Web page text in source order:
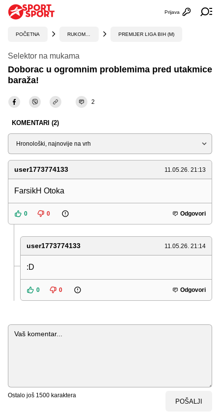
Otvori
Prijava
POČETNA PREMIJER LIGA BIH (M)
Selektor na mukama
Doborac u ogromnim problemima pred utakmice
baraža!
2
KOMENTARI (2)
Sortiraj
user1773774133 11.05.26. 21:13
FarsikH Otoka
0 0 Odgovori
user1773774133 11.05.26. 21:14
:D
0 0 Odgovori
Komentar
Ostalo još 1500 karaktera
POŠALJI